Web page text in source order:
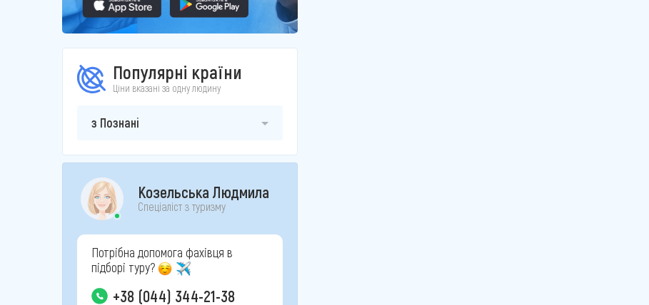
Популярні країни
Ціни вказані за одну людину
з Познані
Козельська Людмила
Спеціаліст з туризму
Потрібна допомога фахівця в
підборі туру?
+38 (044) 344-21-38